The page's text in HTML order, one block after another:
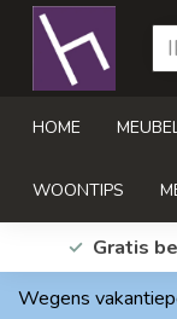
HOME
WOONTIPS
Gratis
Wegens